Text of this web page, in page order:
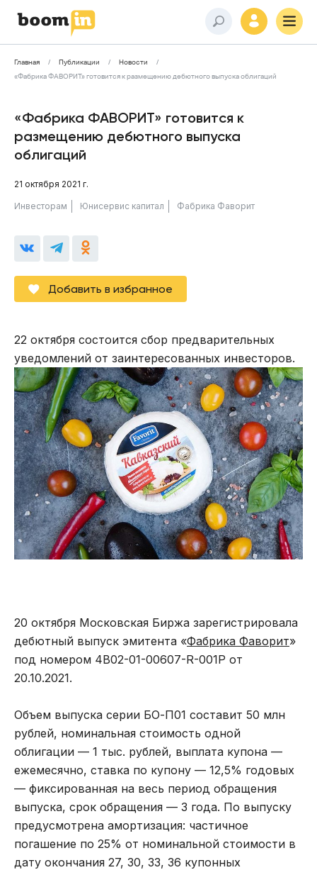
Главная Публикации
Новости
«Фабрика ФАВОРИТ» готовится к размещению дебютного выпуска облигаций
«Фабрика ФАВОРИТ» готовится к
размещению дебютного выпуска
облигаций
21 октября 2021 г.
Инвесторам Юнисервис капитал Фабрика Фаворит
Добавить в избранное
22 октября состоится сбор предварительных
уведомлений от заинтересованных инвесторов.
20 октября Московская Биржа зарегистрировала
дебютный выпуск эмитента «Фабрика Фаворит»
под номером 4B02-01-00607-R-001P от
20.10.2021.
Объем выпуска серии БО-П01 составит 50 млн
рублей, номинальная стоимость одной
облигации — 1 тыс. рублей, выплата купона —
ежемесячно, ставка по купону — 12,5% годовых
— фиксированная на весь период обращения
выпуска, срок обращения — 3 года. По выпуску
предусмотрена амортизация: частичное
погашение по 25% от номинальной стоимости в
дату окончания 27, 30, 33, 36 купонных